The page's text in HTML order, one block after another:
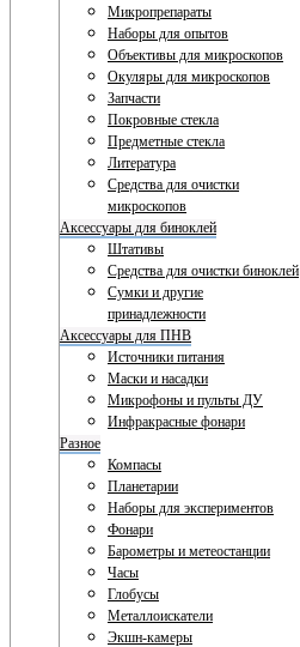
Микропрепараты
Наборы для опытов
Объективы для микроскопов
Окуляры для микроскопов
Запчасти
Покровные стекла
Предметные стекла
Литература
Средства для очистки
микроскопов
Аксессуары для биноклей
Штативы
Средства для очистки биноклей
Сумки и другие
принадлежности
Аксессуары для ПНВ
Источники питания
Маски и насадки
Микрофоны и пульты ДУ
Инфракрасные фонари
Разное
Компасы
Планетарии
Наборы для экспериментов
Фонари
Барометры и метеостанции
Часы
Глобусы
Металлоискатели
Экшн-камеры